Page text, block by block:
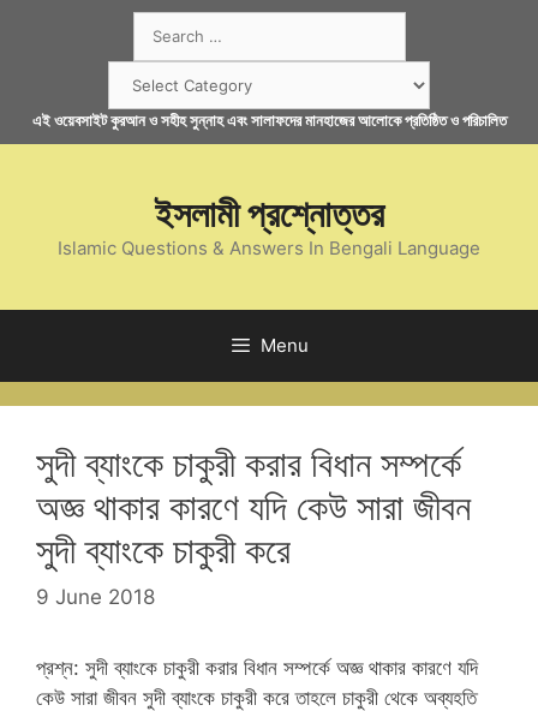
for:
এই ওয়েবসাইট কুরআন ও সহীহ সুন্নাহ এবং সালাফদের মানহাজের আলোকে প্রতিষ্ঠিত ও পরিচালিত
ইসলামী প্রশ্নোত্তর
Islamic Questions & Answers In Bengali Language
Menu
সুদী ব্যাংকে চাকুরী করার বিধান সম্পর্কে
অজ্ঞ থাকার কারণে যদি কেউ সারা জীবন
সুদী ব্যাংকে চাকুরী করে
9 June 2018
প্রশ্ন: সুদী ব্যাংকে চাকুরী করার বিধান সম্পর্কে অজ্ঞ থাকার কারণে যদি
কেউ সারা জীবন সুদী ব্যাংকে চাকুরী করে তাহলে চাকুরী থেকে অব্যহতি